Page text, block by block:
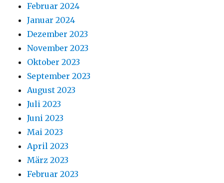
Februar 2024
Januar 2024
Dezember 2023
November 2023
Oktober 2023
September 2023
August 2023
Juli 2023
Juni 2023
Mai 2023
April 2023
März 2023
Februar 2023